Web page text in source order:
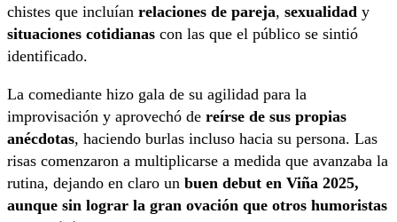
chistes que incluían relaciones de pareja, sexualidad y
situaciones cotidianas con las que el público se sintió
identificado.
La comediante hizo gala de su agilidad para la
improvisación y aprovechó de reírse de sus propias
anécdotas, haciendo burlas incluso hacia su persona. Las
risas comenzaron a multiplicarse a medida que avanzaba la
rutina, dejando en claro un buen debut en Viña 2025,
aunque sin lograr la gran ovación que otros humoristas